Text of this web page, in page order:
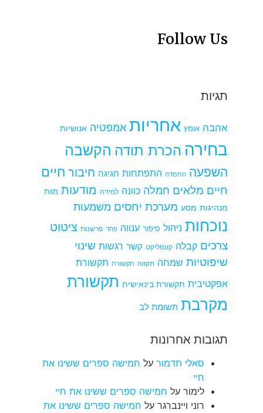
Follow Us
תגיות
אהבה אומץ אחריות אמפטיה אנושיות
בחירה הכרת תודה הקשבה
השפעה התמדה התפתחות חגיגה חיבור חיים
חיים מלאים חמלה כוונה למידה מודעות מוות
מנהיגות מסע מערכת יחסים משמעות
נוכחות ניהול סיפור ענווה פחד פרשנות ציטוט
צרכים קבלה קונפליקט קשר רגשות שינוי
שיפוטיות שמחה תקווה תקשורת תקשורת
אפקטיבית תקשורת בינאישית תקשורת
מקרבת תשומת לב
תגובות אחרונות
סאלי תדמור על חמישה ספרים ששינו את
חיי
לימור על חמישה ספרים ששינו את חיי
רוני ויינברגר על חמישה ספרים ששינו את